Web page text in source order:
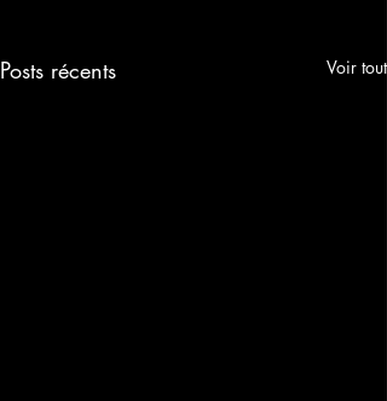
Posts récents Voir tout